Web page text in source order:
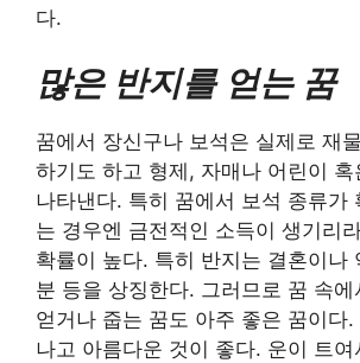
다.
많은 반지를 얻는 꿈
꿈에서 장신구나 보석은 실제로 재
하기도 하고 형제, 자매나 어린이 혹
나타낸다. 특히 꿈에서 보석 종류가
는 경우엔 금전적인 소득이 생기리
확률이 높다. 특히 반지는 결혼이나
분 등을 상징한다. 그러므로 꿈 속
얻거나 줍는 꿈도 아주 좋은 꿈이다.
나고 아름다운 것이 좋다. 운이 트